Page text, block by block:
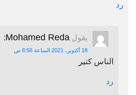
رد
يقول Mohamed Reda
:
18 أكتوبر، 2021 الساعة 8:56 ص
الناس كتير
رد